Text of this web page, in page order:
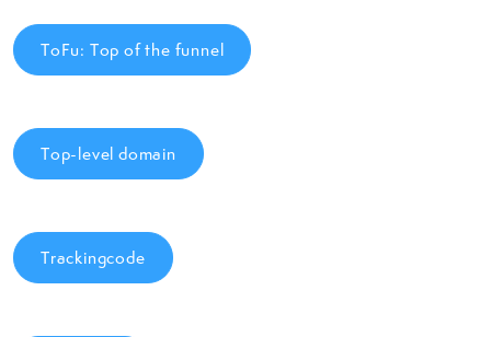
ToFu: Top of the funnel
Top-level domain
Trackingcode